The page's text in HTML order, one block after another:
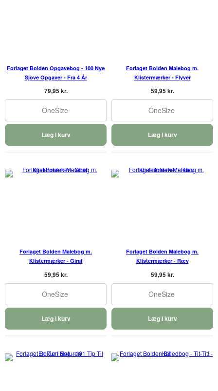
Forlaget Bolden Opgavebog - 100 Nye
Sjove Opgaver - Fra 4 År
79,95 kr.
OneSize
Læg i kurv
Forlaget Bolden Malebog m.
Klistermærker - Flyver
59,95 kr.
OneSize
Læg i kurv
Forlaget Bolden Malebog m.
Klistermærker - Giraf
59,95 kr.
OneSize
Læg i kurv
Forlaget Bolden Malebog m.
Klistermærker - Ræv
59,95 kr.
OneSize
Læg i kurv